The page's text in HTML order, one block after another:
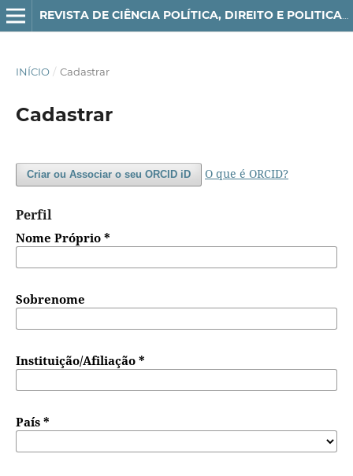
REVISTA DE CIÊNCIA POLÍTICA, DIREITO E POLITICAS PÚBLICAS - POLITI(K)CON
INÍCIO / Cadastrar
Cadastrar
Criar ou Associar o seu ORCID iD O que é ORCID?
Perfil
Nome Próprio*
Sobrenome
Instituição/Afiliação*
País*